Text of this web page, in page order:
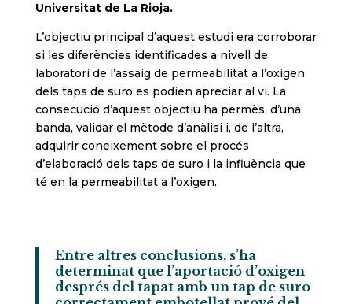
Universitat de La Rioja.
L’objectiu principal d’aquest estudi era corroborar
si les diferències identificades a nivell de
laboratori de l’assaig de permeabilitat a l’oxigen
dels taps de suro es podien apreciar al vi. La
consecució d’aquest objectiu ha permès, d’una
banda, validar el mètode d’anàlisi i, de l’altra,
adquirir coneixement sobre el procés
d’elaboració dels taps de suro i la influència que
té en la permeabilitat a l’oxigen.
Entre altres conclusions, s’ha
determinat que l’aportació d’oxigen
després del tapat amb un tap de suro